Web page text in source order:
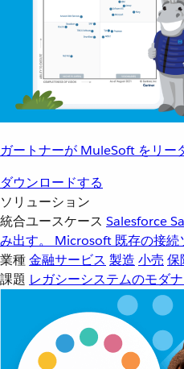
ガートナーが MuleSoft をリー
ダウンロードする
ソリューション
統合ユースケース Salesforce
み出す。
Microsoft 既存の接続
業種金融サービス 製造 小売 保
課題 レガシーシステムのモダ